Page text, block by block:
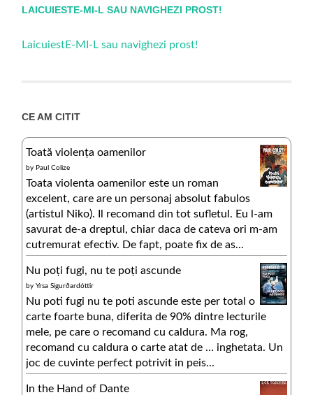
LAICUIESTE-MI-L SAU NAVIGHEZI PROST!
LaicuiestE-MI-L sau navighezi prost!
CE AM CITIT
Toată violența oamenilor
by Paul Colize
Toata violenta oamenilor este un roman
excelent, care are un personaj absolut fabulos
(artistul Niko). Il recomand din tot sufletul. Eu l-am
savurat de-a dreptul, chiar daca de cateva ori m-am
cutremurat efectiv. De fapt, poate fix de as...
Nu poți fugi, nu te poți ascunde
byYrsa Sigurðardóttir
Nu poti fugi nu te poti ascunde este per total o
carte foarte buna, diferita de 90% dintre lecturile
mele, pe care o recomand cu caldura. Ma rog,
recomand cu caldura o carte atat de … inghetata. Un
joc de cuvinte perfect potrivit in peis...
In the Hand of Dante